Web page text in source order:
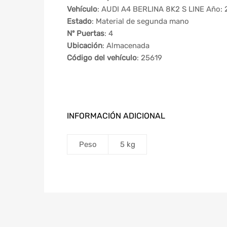
Vehículo: AUDI A4 BERLINA 8K2 S LINE Año:
Estado: Material de segunda mano
Nº Puertas: 4
Ubicación: Almacenada
Código del vehículo: 25619
INFORMACIÓN ADICIONAL
Peso 5 kg